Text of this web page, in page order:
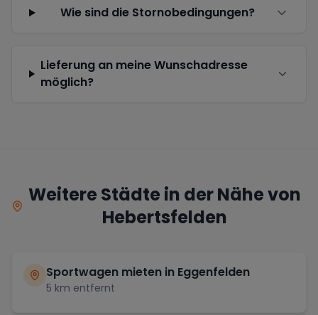
Wie sind die Stornobedingungen?
Lieferung an meine Wunschadresse
möglich?
Weitere Städte in der Nähe von
Hebertsfelden
Sportwagen mieten in Eggenfelden
5 km entfernt